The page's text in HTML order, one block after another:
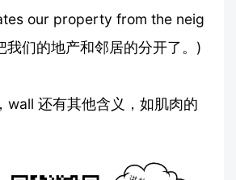
our property from the neig
我们的地产和邻居的分开了。)
wall 还有其他含义，如肌肉的